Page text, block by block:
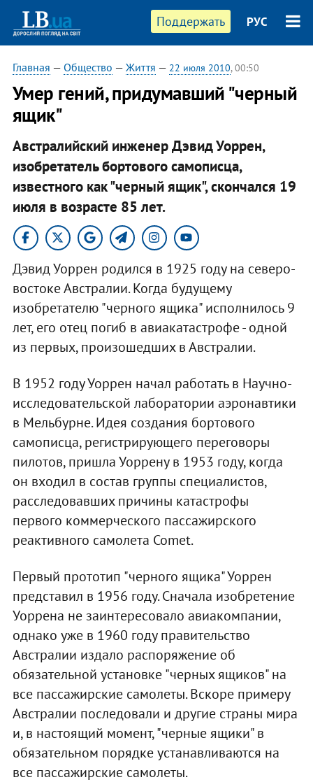
Поддержать РУС
Главная — Общество — Життя — 22 июля 2010, 00:50
Умер гений, придумавший "черный
ящик"
Австралийский инженер Дэвид Уоррен,
изобретатель бортового самописца,
известного как "черный ящик", скончался 19
июля в возрасте 85 лет.
Дэвид Уоррен родился в 1925 году на северо-
востоке Австралии. Когда будущему
изобретателю "черного ящика" исполнилось 9
лет, его отец погиб в авиакатастрофе - одной
из первых, произошедших в Австралии.
В 1952 году Уоррен начал работать в Научно-
исследовательской лаборатории аэронавтики
в Мельбурне. Идея создания бортового
самописца, регистрирующего переговоры
пилотов, пришла Уоррену в 1953 году, когда
он входил в состав группы специалистов,
расследовавших причины катастрофы
первого коммерческого пассажирского
реактивного самолета Comet.
Первый прототип "черного ящика" Уоррен
представил в 1956 году. Сначала изобретение
Уоррена не заинтересовало авиакомпании,
однако уже в 1960 году правительство
Австралии издало распоряжение об
обязательной установке "черных ящиков" на
все пассажирские самолеты. Вскоре примеру
Австралии последовали и другие страны мира
и, в настоящий момент, "черные ящики" в
обязательном порядке устанавливаются на
все пассажирские самолеты.